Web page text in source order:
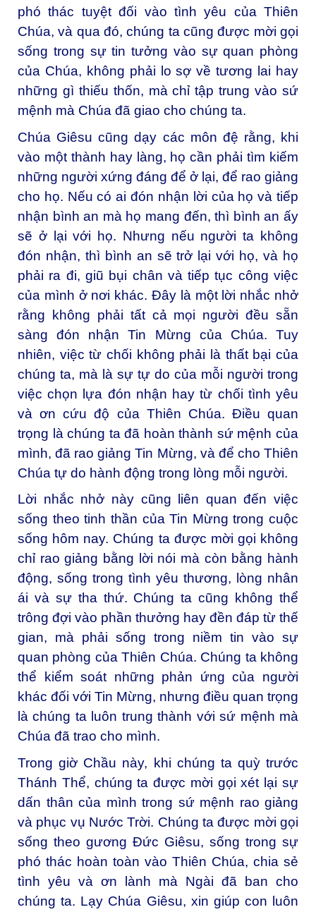
phó thác tuyệt đối vào tình yêu của Thiên
Chúa, và qua đó, chúng ta cũng được mời gọi
sống trong sự tin tưởng vào sự quan phòng
của Chúa, không phải lo sợ về tương lai hay
những gì thiếu thốn, mà chỉ tập trung vào sứ
mệnh mà Chúa đã giao cho chúng ta.
Chúa Giêsu cũng dạy các môn đệ rằng, khi
vào một thành hay làng, họ cần phải tìm kiếm
những người xứng đáng để ở lại, để rao giảng
cho họ. Nếu có ai đón nhận lời của họ và tiếp
nhận bình an mà họ mang đến, thì bình an ấy
sẽ ở lại với họ. Nhưng nếu người ta không
đón nhận, thì bình an sẽ trở lại với họ, và họ
phải ra đi, giũ bụi chân và tiếp tục công việc
của mình ở nơi khác. Đây là một lời nhắc nhở
rằng không phải tất cả mọi người đều sẵn
sàng đón nhận Tin Mừng của Chúa. Tuy
nhiên, việc từ chối không phải là thất bại của
chúng ta, mà là sự tự do của mỗi người trong
việc chọn lựa đón nhận hay từ chối tình yêu
và ơn cứu độ của Thiên Chúa. Điều quan
trọng là chúng ta đã hoàn thành sứ mệnh của
mình, đã rao giảng Tin Mừng, và để cho Thiên
Chúa tự do hành động trong lòng mỗi người.
Lời nhắc nhở này cũng liên quan đến việc
sống theo tinh thần của Tin Mừng trong cuộc
sống hôm nay. Chúng ta được mời gọi không
chỉ rao giảng bằng lời nói mà còn bằng hành
động, sống trong tình yêu thương, lòng nhân
ái và sự tha thứ. Chúng ta cũng không thể
trông đợi vào phần thưởng hay đền đáp từ thế
gian, mà phải sống trong niềm tin vào sự
quan phòng của Thiên Chúa. Chúng ta không
thể kiểm soát những phản ứng của người
khác đối với Tin Mừng, nhưng điều quan trọng
là chúng ta luôn trung thành với sứ mệnh mà
Chúa đã trao cho mình.
Trong giờ Chầu này, khi chúng ta quỳ trước
Thánh Thể, chúng ta được mời gọi xét lại sự
dấn thân của mình trong sứ mệnh rao giảng
và phục vụ Nước Trời. Chúng ta được mời gọi
sống theo gương Đức Giêsu, sống trong sự
phó thác hoàn toàn vào Thiên Chúa, chia sẻ
tình yêu và ơn lành mà Ngài đã ban cho
chúng ta. Lạy Chúa Giêsu, xin giúp con luôn